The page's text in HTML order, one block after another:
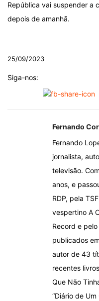
República vai suspender a
depois de amanhã.
25/09/2023
Siga-nos:
Fernando
Fernando
jornalista,
televisão.
anos, e
RDP, pela
vespertino A
Record e
publicados
autor de 43
recentes
Que Não
“Diário de Um